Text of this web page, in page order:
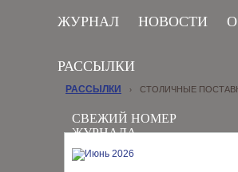
ЖУРНАЛ НОВОСТИ
РАССЫЛКИ
СВЕЖИЙ НОМЕР
ЖУРНАЛА
РАССЫЛКИ › СТОЛИЧНЫЕ